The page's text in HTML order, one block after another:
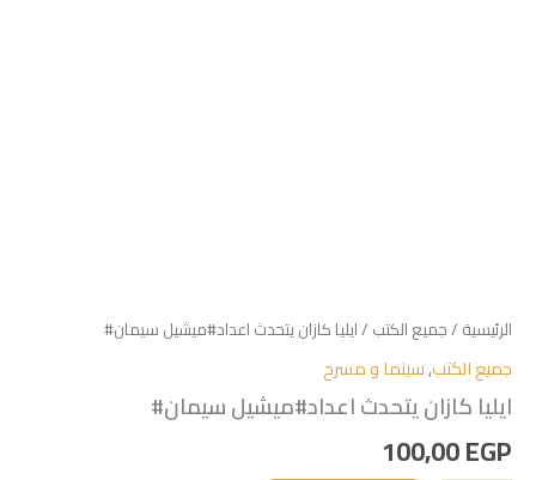
الرئيسية /جميع الكتب / ايليا كازان يتحدث اعداد#ميشيل سيمان#
جميع الكتب,سينما و مسرح
ايليا كازان يتحدث اعداد#ميشيل سيمان#
100,00EGP